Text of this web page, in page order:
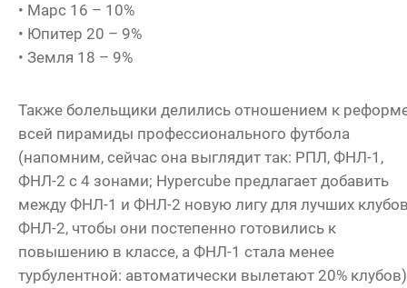
• Марс 16 – 10%
• Юпитер 20 – 9%
• Земля 18 – 9%
Также болельщики делились отношением к
всей пирамиды профессионального футбола
(напомним, сейчас она выглядит так: РПЛ, ФНЛ-1,
ФНЛ-2 с 4 зонами; Hypercube предлагает добавить
между ФНЛ-1 и ФНЛ-2 новую лигу для лучших
ФНЛ-2, чтобы они постепенно готовились к
повышению в классе, а ФНЛ-1 стала менее
турбулентной: автоматически вылетают 20%